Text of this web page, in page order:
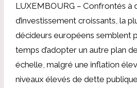
LUXEMBOURG – Confrontés à
d’investissement croissants, la
décideurs européens semblent
temps d’adopter un autre plan
échelle, malgré une inflation
niveaux élevés de dette